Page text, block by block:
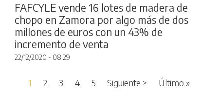
FAFCYLE vende 16 lotes de madera de
chopo en Zamora por algo más de dos
millones de euros con un 43% de
incremento de venta
22/12/2020 - 08:29
Paginación
1 2 3 4 5 Siguiente >Siguiente página
Último »Última